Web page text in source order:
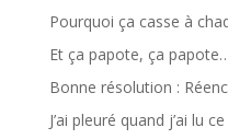
Pourquoi ça casse à
Et ça papote, ça
Bonne résolution :
J’ai pleuré quand j’ai lu